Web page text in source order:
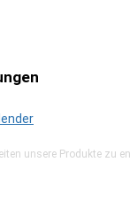
unsere Produkte zu